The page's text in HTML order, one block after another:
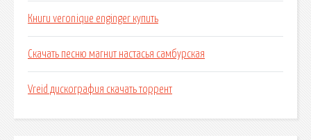
Книги veronique enginger купить
Скачать песню магнит настасья самбурская
Vreid дискография скачать торрент